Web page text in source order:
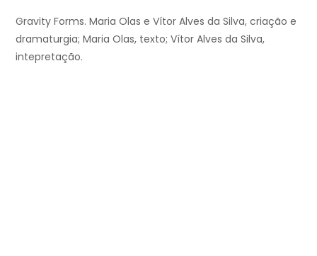
Gravity Forms. Maria Olas e Vítor Alves da Silva, criação e
dramaturgia; Maria Olas, texto; Vítor Alves da Silva,
intepretação.